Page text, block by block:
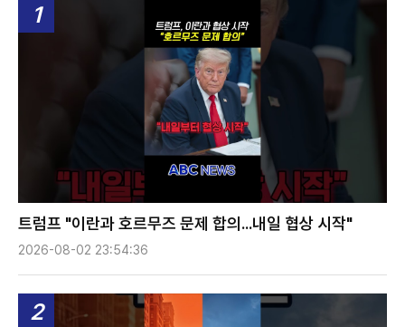
1
트럼프 "이란과 호르무즈 문제 합의...내일 협상 시작"
2026-08-02 23:54:36
2